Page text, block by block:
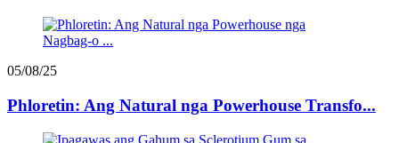
05/08/25
Phloretin: Ang Natural nga Powerhouse Transfo...